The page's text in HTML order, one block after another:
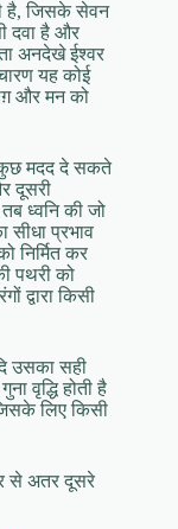
है, जिसके सेवन
दवा है और
अनदेखे ईश्वर
यह कोई
और मन को
कुछ मदद दे सकते
दूसरी
ध्वनि की जो
सीधा प्रभाव
निर्मित कर
पथरी को
द्वारा किसी
उसका सही
वृद्धि होती है
लिए किसी
से अतर दूसरे